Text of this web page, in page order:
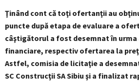
Ţinând cont că toţi ofertanţii au
puncte după etapa de evaluare a
câştigătorul a fost desemnat în
financiare, respectiv ofertarea la
Astfel, comisia de licitaţie a
SC Construcţii SA Sibiu şi a finalizat